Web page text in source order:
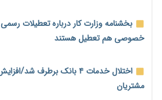
آغاز اجرای پایلوت «ردا کارت» برای
محدودیت تازه برای شبکه بانکی؛
کنترل تورم
بخشنامه وزارت کار درباره تعطیلات
خصوصی هم تعطیل هستند
اختلال خدمات ۴ بانک برطرف
مشتریان